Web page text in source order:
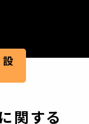
関する